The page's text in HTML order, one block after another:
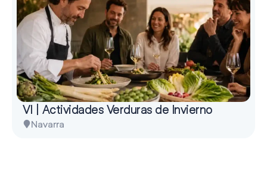
VI | Actividades Verduras de Invierno
Navarra